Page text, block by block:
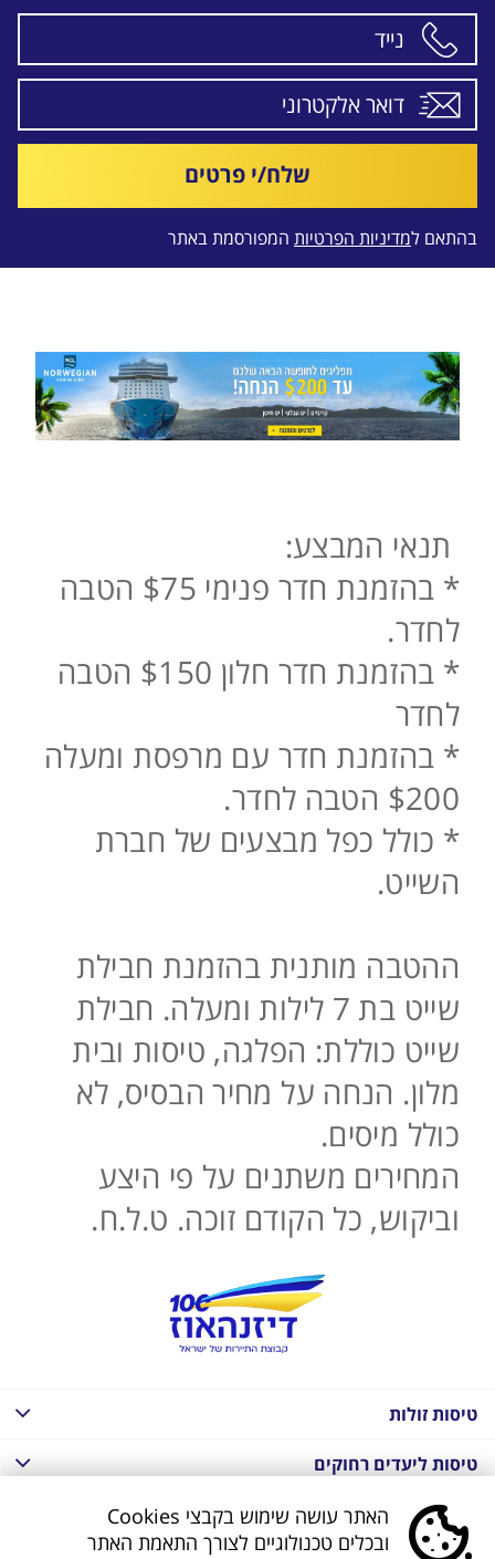
שלח/י פרטים
בהתאם למדיניות הפרטיות המפורסמת באתר
תנאי המבצע:
* בהזמנת חדר פנימי $75 הטבה
לחדר.
* בהזמנת חדר חלון $150 הטבה
לחדר
* בהזמנת חדר עם מרפסת ומעלה
$200 הטבה לחדר.
* כולל כפל מבצעים של חברת
השייט.
ההטבה מותנית בהזמנת חבילת
שייט בת 7 לילות ומעלה. חבילת
שייט כוללת: הפלגה, טיסות ובית
מלון. הנחה על מחיר הבסיס, לא
כולל מיסים.
המחירים משתנים על פי היצע
וביקוש, כל הקודם זוכה. ט.ל.ח.
טיסות זולות
טיסות ליעדים רחוקים
חבילות נופש בחו"ל
האתר עושה שימוש בקבצי Cookies
ובכלים טכנולוגיים לצורך התאמת האתר